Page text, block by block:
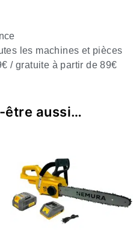
les machines et pièces
/ gratuite à partir de 89€
être aussi…